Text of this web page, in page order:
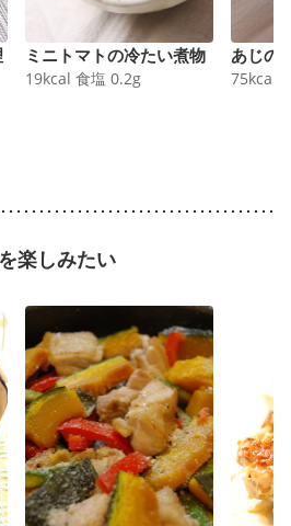
ミニトマトの冷たい煮物
19kcal 食塩 0.2g
あじの
75kcal
楽しみたい